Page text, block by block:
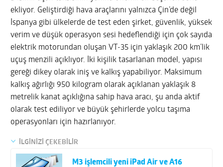
ekliyor. Geliştirdiği hava araçlarını yalnızca Çin’de değil
İspanya gibi ülkelerde de test eden şirket, güvenlik, yüksek
verim ve düşük operasyon sesi hedeflendiği için çok sayıda
elektrik motorundan oluşan VT-35 için yaklaşık 200 km’lik
uçuş menzili açıklıyor. İki kişilik tasarlanan model, yapısı
gereği dikey olarak iniş ve kalkış yapabiliyor. Maksimum
kalkış ağırlığı 950 kilogram olarak açıklanan yaklaşık 8
metrelik kanat açıklığına sahip hava aracı, şu anda aktif
olarak test ediliyor ve büyük şehirlerde yolcu taşıma
operasyonları için hazırlanıyor.
İLGİNİZİ ÇEKEBİLİR
M3 işlemcili yeni iPad Air ve A16